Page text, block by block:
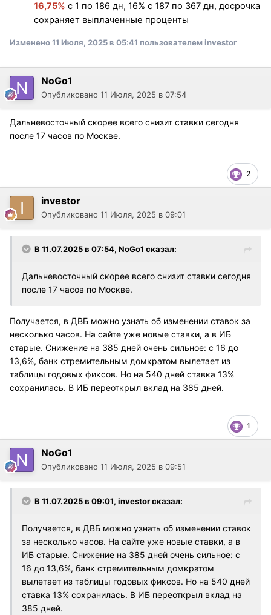
16,75% с 1 по 186 дн, 16% с 187 по 367 дн, досрочка
сохраняет выплаченные проценты
Изменено11 Июля, 2025 в 05:41 пользователем investor
NoGo1
Опубликовано 11 Июля, 2025 в 07:54
Дальневосточный скорее всего снизит ставки сегодня
после 17 часов по Москве.
2
investor
Опубликовано 11 Июля, 2025 в 09:01
В 11.07.2025 в 07:54, NoGo1 сказал:
Дальневосточный скорее всего снизит ставки сегодня
после 17 часов по Москве.
Получается, в ДВБ можно узнать об изменении ставок за
несколько часов. На сайте уже новые ставки, а в ИБ
старые. Снижение на 385 дней очень сильное: с 16 до
13,6%, банк стремительным домкратом вылетает из
таблицы годовых фиксов. Но на 540 дней ставка 13%
сохранилась. В ИБ переоткрыл вклад на 385 дней.
1
NoGo1
Опубликовано 11 Июля, 2025 в 09:51
В 11.07.2025 в 09:01, investorсказал:
Получается, в ДВБ можно узнать об изменении ставок
за несколько часов. На сайте уже новые ставки, а в
ИБ старые. Снижение на 385 дней очень сильное: с
16 до 13,6%, банк стремительным домкратом
вылетает из таблицы годовых фиксов. Но на 540 дней
ставка 13% сохранилась. В ИБ переоткрыл вклад на
385 дней.